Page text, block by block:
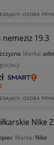
OSOBA
19.3
Marka:
OSOBA
Nike
Marka: Nike